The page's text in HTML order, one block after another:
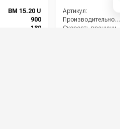
BM 15.20 U
900
180
Артикул:
Производительность (л/мин):